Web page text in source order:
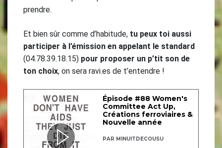
prendre.
Et bien sûr comme d’habitude, tu peux toi aussi
participer à l’émission en appelant le standard
(04.78.39.18.15) pour proposer un p’tit son de
ton choix, on sera ravi.es de t’entendre !